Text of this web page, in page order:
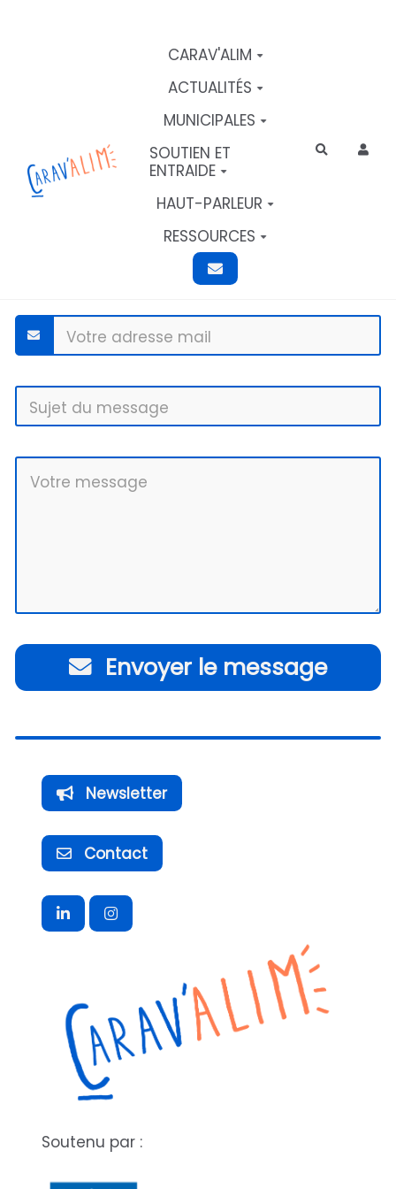
CARAV'ALIM
ACTUALITÉS
MUNICIPALES
SOUTIEN ET
ENTRAIDE
HAUT-PARLEUR
RESSOURCES
Rechercher
Envoyer le message
Newsletter
Contact
Soutenu par :